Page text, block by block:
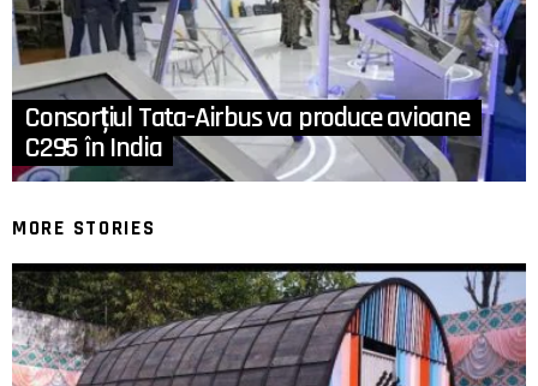
Consorțiul Tata-Airbus va produce avioane
C295 în India
MORE STORIES